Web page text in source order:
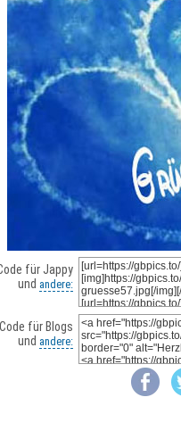
für Jappy
und andere:
Code für Blogs
und andere: